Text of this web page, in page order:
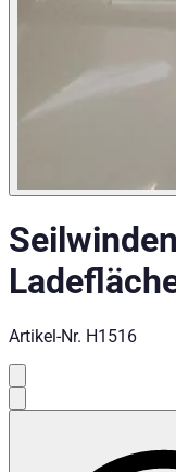
Artikel-Nr. H1516